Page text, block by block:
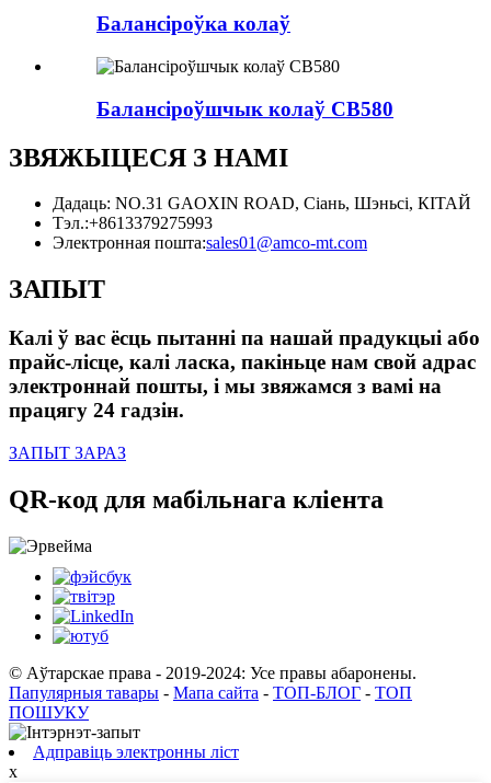
Балансіроўка колаў
Балансіроўшчык колаў CB580
ЗВЯЖЫЦЕСЯ З НАМІ
Дадаць: NO.31 GAOXIN ROAD, Сіань, Шэньсі, КІТАЙ
Тэл.:+8613379275993
Электронная пошта:sales01@amco-mt.com
ЗАПЫТ
Калі ў вас ёсць пытанні па нашай прадукцыі або
прайс-лісце, калі ласка, пакіньце нам свой адрас
электроннай пошты, і мы звяжамся з вамі на
працягу 24 гадзін.
ЗАПЫТ ЗАРАЗ
QR-код для мабільнага кліента
© Аўтарскае права - 2019-2024: Усе правы абаронены.
Папулярныя тавары - Мапа сайта - ТОП-БЛОГ - ТОП
ПОШУКУ
Адправіць электронны ліст
x